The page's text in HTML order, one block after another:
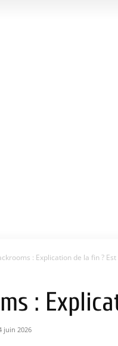
: Explication de la fin ? Est
:
juin 2026